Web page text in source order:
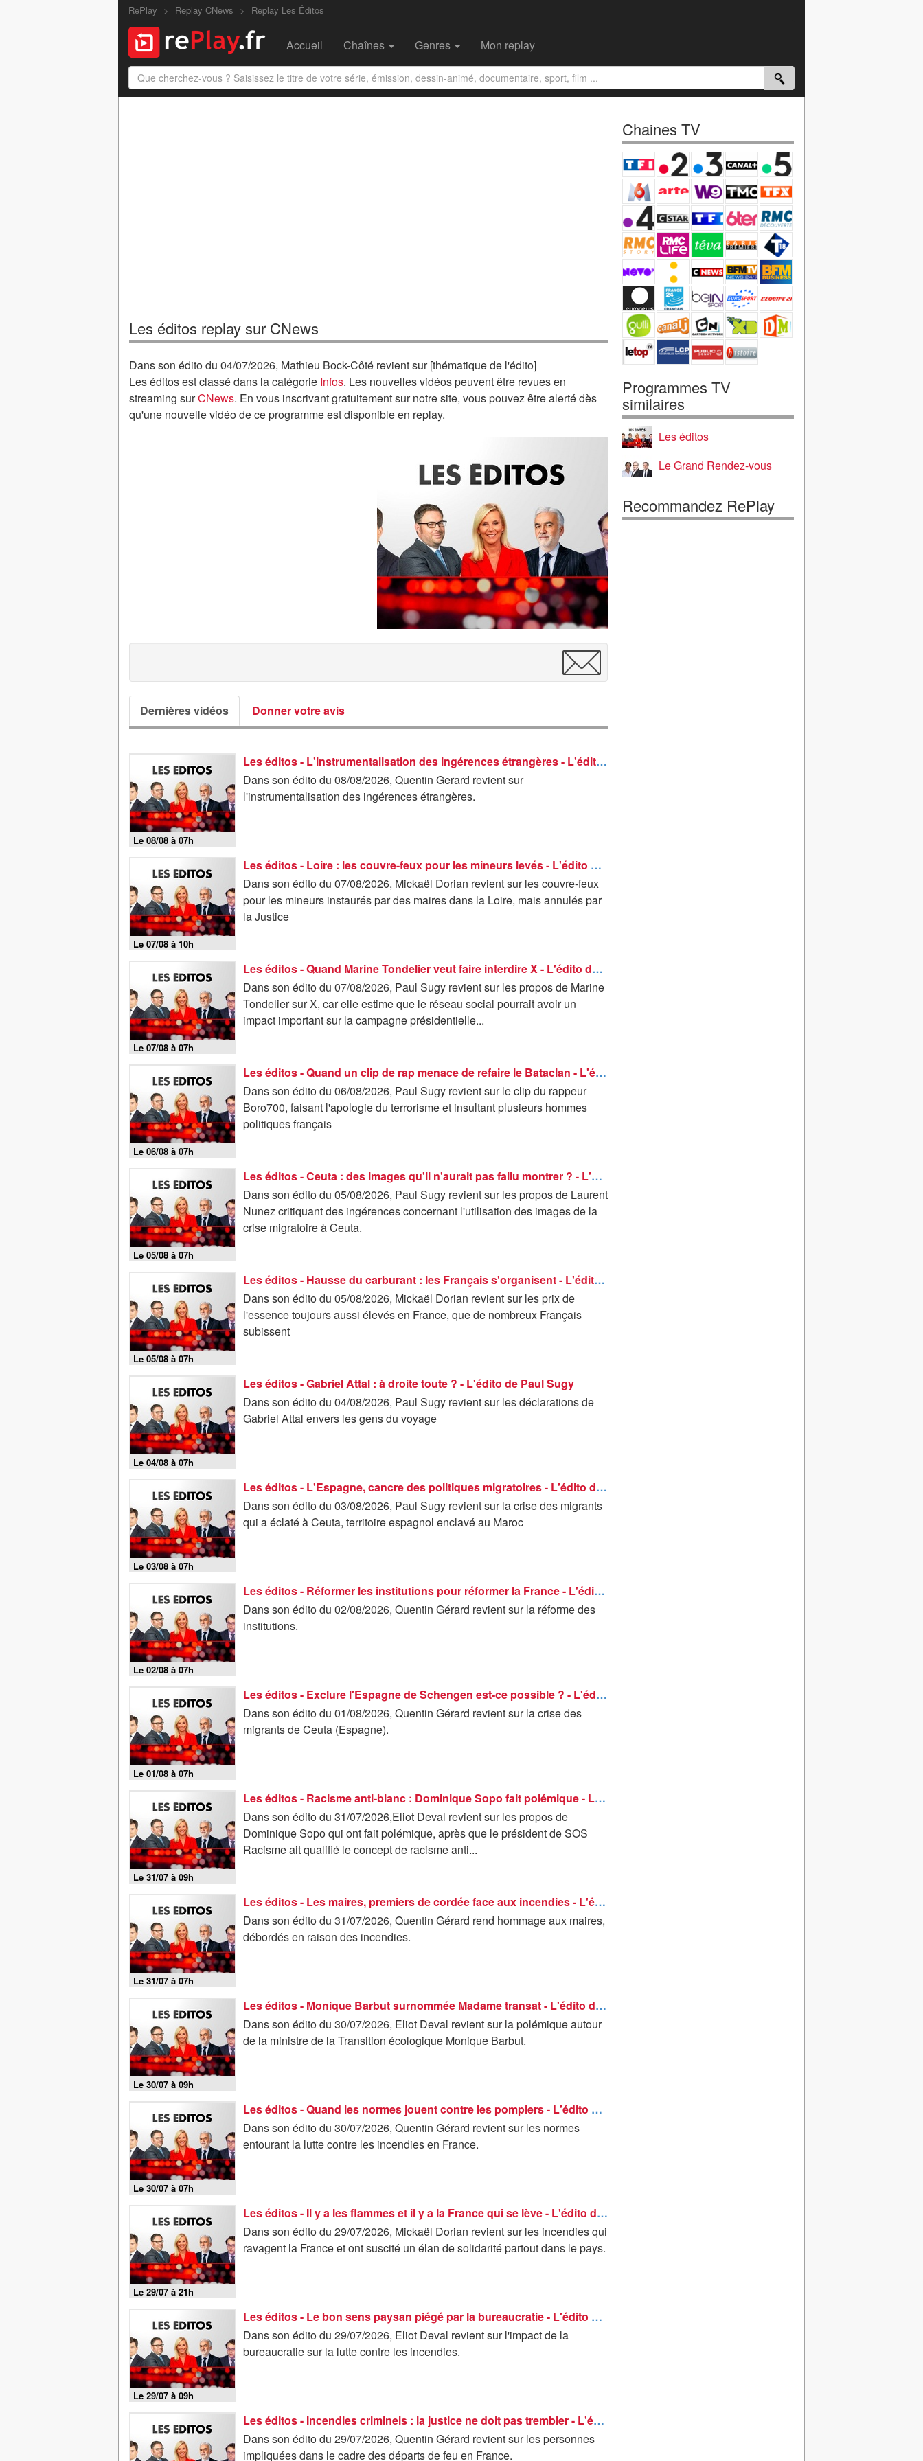
RePlay Replay CNews Replay Les Éditos
Accueil Chaînes Genres Mon replay
Les éditos replay sur CNews
Dans son édito du 04/07/2026, Mathieu Bock-Côté revient sur [thématique de l'édito]
Les éditos est classé dans la catégorie Infos. Les nouvelles vidéos peuvent être revues en
streaming surCNews. En vous inscrivant gratuitement sur notre site, vous pouvez être alerté dès
qu'une nouvelle vidéo de ce programme est disponible en replay.
Dernières vidéos Donner votre avis
Le 08/08 à 07h
Les éditos - L'instrumentalisation des ingérences étrangères - L'édito de Quentin Gerard
Dans son édito du 08/08/2026, Quentin Gerard revient sur
l'instrumentalisation des ingérences étrangères.
Le 07/08 à 10h
Les éditos - Loire : les couvre-feux pour les mineurs levés - L'édito de Mickaël Dorian
Dans son édito du 07/08/2026, Mickaël Dorian revient sur les couvre-feux
pour les mineurs instaurés par des maires dans la Loire, mais annulés par
la Justice
Le 07/08 à 07h
Les éditos - Quand Marine Tondelier veut faire interdire X - L'édito de Paul Sugy
Dans son édito du 07/08/2026, Paul Sugy revient sur les propos de Marine
Tondelier sur X, car elle estime que le réseau social pourrait avoir un
impact important sur la campagne présidentielle...
Le 06/08 à 07h
Les éditos - Quand un clip de rap menace de refaire le Bataclan - L'édito de Paul Sugy
Dans son édito du 06/08/2026, Paul Sugy revient sur le clip du rappeur
Boro700, faisant l'apologie du terrorisme et insultant plusieurs hommes
politiques français
Le 05/08 à 07h
Les éditos - Ceuta : des images qu'il n'aurait pas fallu montrer ? - L'édito de Paul Sugy
Dans son édito du 05/08/2026, Paul Sugy revient sur les propos de Laurent
Nunez critiquant des ingérences concernant l'utilisation des images de la
crise migratoire à Ceuta.
Le 05/08 à 07h
Les éditos - Hausse du carburant : les Français s'organisent - L'édito de Mickaël Dorian
Dans son édito du 05/08/2026, Mickaël Dorian revient sur les prix de
l'essence toujours aussi élevés en France, que de nombreux Français
subissent
Le 04/08 à 07h
Les éditos - Gabriel Attal : à droite toute ? - L'édito de Paul Sugy
Dans son édito du 04/08/2026, Paul Sugy revient sur les déclarations de
Gabriel Attal envers les gens du voyage
Le 03/08 à 07h
Les éditos - L'Espagne, cancre des politiques migratoires - L'édito de Paul Sugy
Dans son édito du 03/08/2026, Paul Sugy revient sur la crise des migrants
qui a éclaté à Ceuta, territoire espagnol enclavé au Maroc
Le 02/08 à 07h
Les éditos - Réformer les institutions pour réformer la France - L'édito de Quentin Gérard
Dans son édito du 02/08/2026, Quentin Gérard revient sur la réforme des
institutions.
Le 01/08 à 07h
Les éditos - Exclure l'Espagne de Schengen est-ce possible ? - L'édito de Quentin Gérard
Dans son édito du 01/08/2026, Quentin Gérard revient sur la crise des
migrants de Ceuta (Espagne).
Le 31/07 à 09h
Les éditos - Racisme anti-blanc : Dominique Sopo fait polémique - L'édito d'Eliot Deval
Dans son édito du 31/07/2026,Eliot Deval revient sur les propos de
Dominique Sopo qui ont fait polémique, après que le président de SOS
Racisme ait qualifié le concept de racisme anti...
Le 31/07 à 07h
Les éditos - Les maires, premiers de cordée face aux incendies - L'édito de Quentin Gérard
Dans son édito du 31/07/2026, Quentin Gérard rend hommage aux maires,
débordés en raison des incendies.
Le 30/07 à 09h
Les éditos - Monique Barbut surnommée Madame transat - L'édito de Eliot Deval
Dans son édito du 30/07/2026, Eliot Deval revient sur la polémique autour
de la ministre de la Transition écologique Monique Barbut.
Le 30/07 à 07h
Les éditos - Quand les normes jouent contre les pompiers - L'édito de Quentin Gérard
Dans son édito du 30/07/2026, Quentin Gérard revient sur les normes
entourant la lutte contre les incendies en France.
Le 29/07 à 21h
Les éditos - Il y a les flammes et il y a la France qui se lève - L'édito de Mickaël Dorian
Dans son édito du 29/07/2026, Mickaël Dorian revient sur les incendies qui
ravagent la France et ont suscité un élan de solidarité partout dans le pays.
Le 29/07 à 09h
Les éditos - Le bon sens paysan piégé par la bureaucratie - L'édito de Eliot Deval
Dans son édito du 29/07/2026, Eliot Deval revient sur l'impact de la
bureaucratie sur la lutte contre les incendies.
Les éditos - Incendies criminels : la justice ne doit pas trembler - L'édito de Quentin Gérard
Dans son édito du 29/07/2026, Quentin Gérard revient sur les personnes
impliquées dans le cadre des départs de feu en France.
Chaines TV
Programmes TV
similaires
Les éditos
Le Grand Rendez-vous
Recommandez RePlay